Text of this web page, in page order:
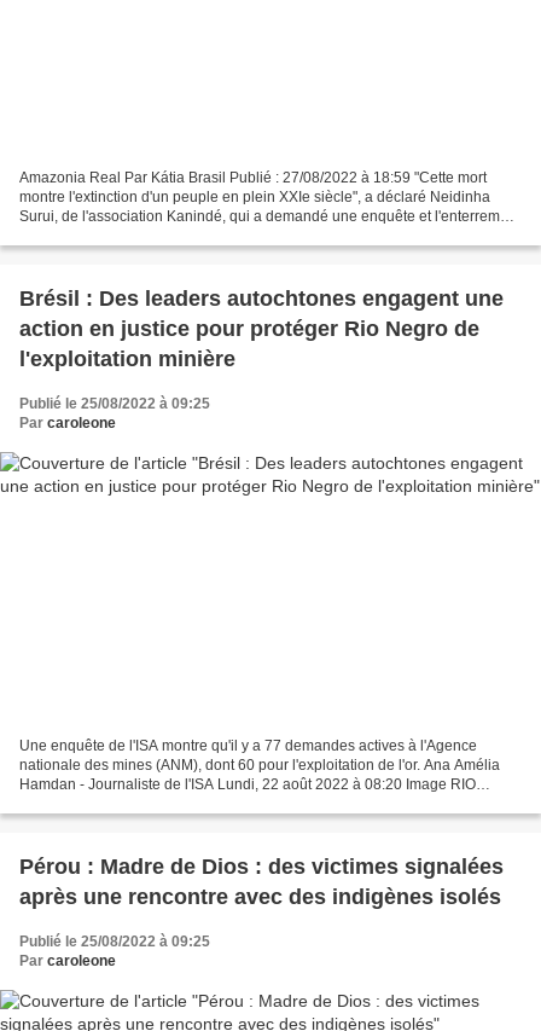
Amazonia Real Par Kátia Brasil Publié : 27/08/2022 à 18:59 "Cette mort
montre l'extinction d'un peuple en plein XXIe siècle", a déclaré Neidinha
Surui, de l'association Kanindé, qui a demandé une enquête et l'enterrement
Brésil : Des leaders autochtones engagent une
action en justice pour protéger Rio Negro de
l'exploitation minière
Publié le 25/08/2022 à 09:25
Par caroleone
Une enquête de l'ISA montre qu'il y a 77 demandes actives à l'Agence
nationale des mines (ANM), dont 60 pour l'exploitation de l'or. Ana Amélia
Hamdan - Journaliste de l'ISA Lundi, 22 août 2022 à 08:20 Image RIO
Pérou : Madre de Dios : des victimes signalées
après une rencontre avec des indigènes isolés
Publié le 25/08/2022 à 09:25
Par caroleone